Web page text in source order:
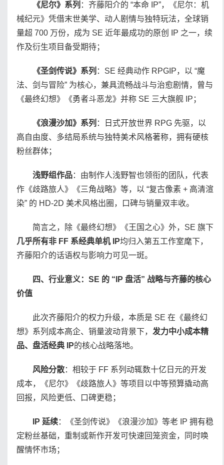
《尼尔》系列 ：齐藤阳介的 “本命 IP”，《尼尔：机
械纪元》凭借末世美学、动人剧情与独特玩法，全球销
量超 700 万份，成为 SE 近年最成功的原创 IP 之一，续
作及衍生项目备受期待；
《圣剑传说》系列 ：SE 经典动作 RPGIP，以 “魔
法、剑与冒险” 为核心，兼具流畅战斗与治愈剧情，曾与
《最终幻想》《勇者斗恶龙》并称 SE 三大旗舰 IP；
《浪漫沙加》系列 ：日式开放世界 RPG 先驱，以
高自由度、多结局系统与独特美术风格著称，拥有硬核
粉丝群体；
浅野组作品：由制作人浅野智也领衔的团队，代表
作《歧路旅人》《三角战略》等，以 “复古像素 + 高清渲
染” 的 HD-2D 美术风格出圈，口碑与销量双丰收。
简言之，除《最终幻想》《王国之心》外，SE 旗下
几乎所有非 FF 系经典单机 IP均归入第五工作室麾下，
齐藤阳介的话语权与影响力可见一斑。
四、行业意义：SE 的 “IP 盘活” 战略与齐藤的核心
价值
此次齐藤阳介的权力升级，本质是 SE 在《最终幻
想》系列成本高企、销量波动背景下， 发力中小成本精
品、盘活经典 IP的核心战略落地。
风险分散：相较于 FF 系列动辄数十亿日元的开发
成本，《尼尔》《歧路旅人》等项目以中等预算撬动高
回报，风险更低、口碑更稳；
IP 延续：《圣剑传说》《浪漫沙加》等老 IP 拥有稳
定粉丝基础，重制或新作开发可快速回笼资金，同时唤
醒情怀市场；